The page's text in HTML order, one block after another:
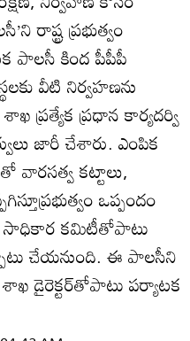
రాష్ట్ర ప్రభుత్వం
పాలసీ కింద పీపీపీ
వీటి నిర్వహణను
ప్రత్యేక ప్రధాన కార్యదర్వి
జారీ చేశారు. ఎంపిక
వారసత్వ కట్టాలు,
ఒప్పందం
సాధికార కమిటీతోపాటు
చేయనుంది. ఈ పాలసీని
శాఖ డైరెక్టర్‌తోపాటు పర్యాటక